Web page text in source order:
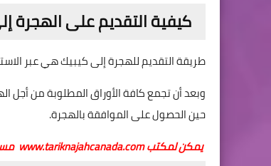
كيفية التقديم على الهجرة
طريقة التقديم للهجرة إلى كيبيك هي عبر
وبعد أن تجمع كافة الأوراق المطلوبة من أجل
حين الحصول على الموافقة بالهجرة.
يمكن لمكتبwww.tariknajahcanada.com